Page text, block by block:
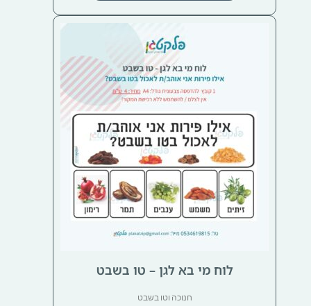
לוח מי בא לגן – טו בשבט
חנוכה וטו בשבט